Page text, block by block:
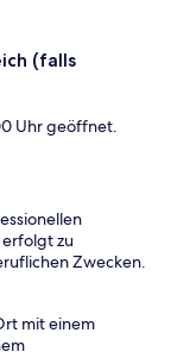
(falls
Uhr geöffnet.
zu
Zwecken.
mit einem